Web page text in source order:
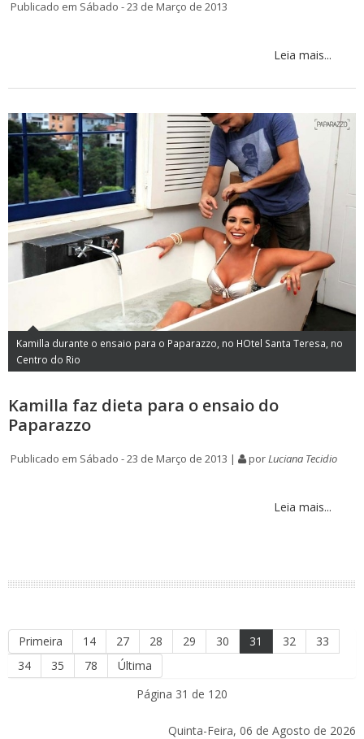
Publicado em Sábado - 23 de Março de 2013
Leia mais...
Kamilla durante o ensaio para o Paparazzo, no HOtel Santa Teresa, no
Centro do Rio
Kamilla faz dieta para o ensaio do
Paparazzo
Publicado em Sábado - 23 de Março de 2013 | porLuciana Tecidio
Leia mais...
Primeira 14 27 28 29 30 31 32
33
34
35 78
Última
Página 31 de 120
Quinta-Feira, 06 de Agosto de 2026